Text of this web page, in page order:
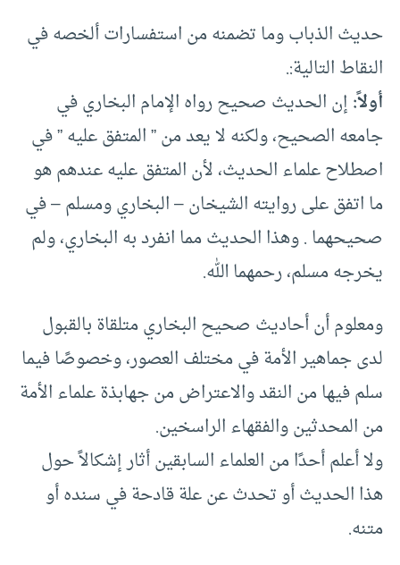
حديث الذباب وما تضمنه من استفسارات ألخصه في
النقاط التالية:.
أولاً:إن الحديث صحيح رواه الإمام البخاري في
جامعه الصحيح، ولكنه لا يعد من ” المتفق عليه ” في
اصطلاح علماء الحديث، لأن المتفق عليه عندهم هو
ما اتفق على روايته الشيخان – البخاري ومسلم – في
صحيحهما . وهذا الحديث مما انفرد به البخاري، ولم
يخرجه مسلم، رحمهما الله.
ومعلوم أن أحاديث صحيح البخاري متلقاة بالقبول
لدى جماهير الأمة في مختلف العصور، وخصوصًا فيما
سلم فيها من النقد والاعتراض من جهابذة علماء الأمة
من المحدثين والفقهاء الراسخين.
ولا أعلم أحدًا من العلماء السابقين أثار إشكالاً حول
هذا الحديث أو تحدث عن علة قادحة في سنده أو
متنه.